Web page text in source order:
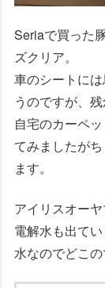
Seriaで買った
ズクリア。
車のシートに
うのですが、
自宅のカーペ
てみましたが
ます。
アイリスオー
電解水も出て
水なのでどこの